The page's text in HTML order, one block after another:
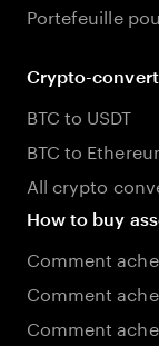
Portefeuille
Crypto-
BTC to USDT
BTC to
All crypto
How to buy
Comment
Comment
Comment